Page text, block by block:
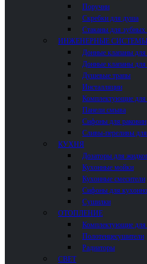
Поручни
Скребки для душа
Стаканы для зубных
ИНЖЕНЕРНЫЕ СИСТЕМЫ
Донные клапаны для
Донные клапаны для
Душевые трапы
Инсталляции
Комплектующие для
Панели смыва
Сифоны для раковин
Сливы-переливы
КУХНЯ
Дозаторы для
Кухонные мойки
Кухонные смесители
Сифоны для
Сушилки
ОТОПЛЕНИЕ
Комплектующие для
Полотенцесушители
Радиаторы
СВЕТ